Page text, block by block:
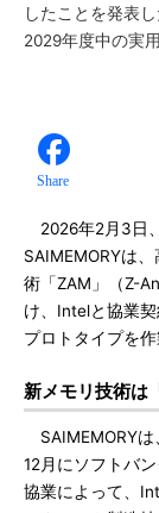
したことを発表
2029年度中の実
Share
2026年2月3日
SAIMEMORYは
術「ZAM」（Z-
け、Intelと協業
プロトタイプを
新メモリ技術は
SAIMEMORYは
12月にソフトバ
協業によって、